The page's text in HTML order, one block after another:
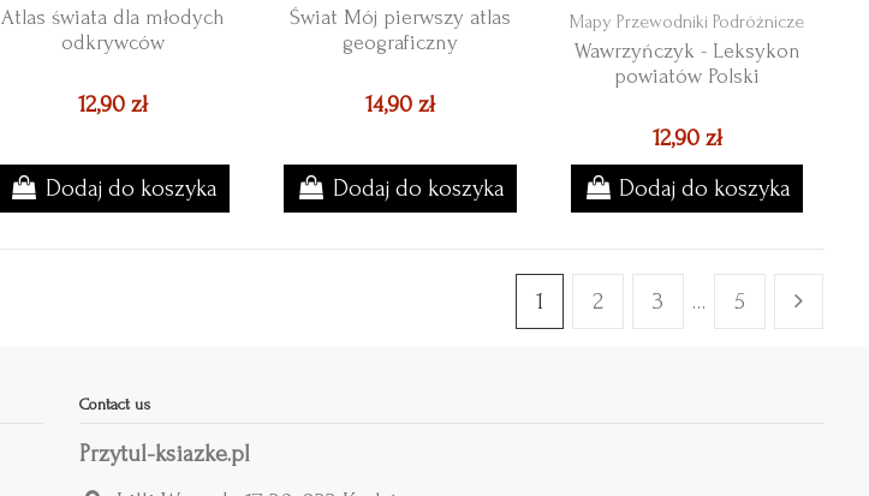
Atlas świata dla młodych
odkrywców
12,90 zł
Dodaj do koszyka
Świat Mój pierwszy atlas
geograficzny
14,90 zł
Dodaj do koszyka
Mapy Przewodniki Podróżnicze
Wawrzyńczyk - Leksykon
powiatów Polski
12,90 zł
Dodaj do koszyka
1 2 3 … 5
Contact us
Przytul-ksiazke.pl